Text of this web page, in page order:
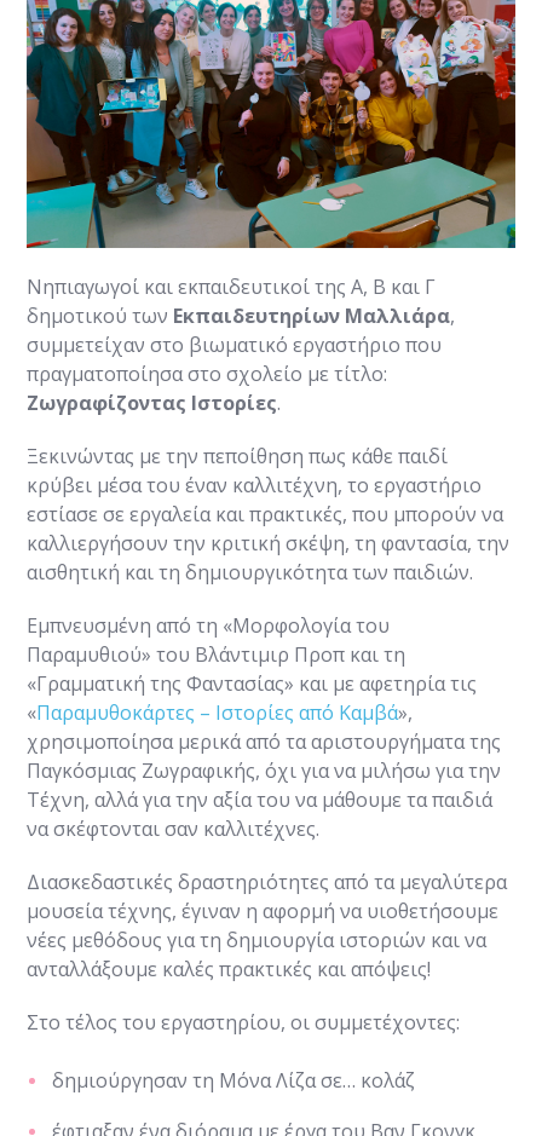
Νηπιαγωγοί και εκπαιδευτικοί της Α, Β και Γ
δημοτικού των Εκπαιδευτηρίων Μαλλιάρα,
συμμετείχαν στο βιωματικό εργαστήριο που
πραγματοποίησα στο σχολείο με τίτλο:
Ζωγραφίζοντας Ιστορίες.
Ξεκινώντας με την πεποίθηση πως κάθε παιδί
κρύβει μέσα του έναν καλλιτέχνη, το εργαστήριο
εστίασε σε εργαλεία και πρακτικές, που μπορούν να
καλλιεργήσουν την κριτική σκέψη, τη φαντασία, την
αισθητική και τη δημιουργικότητα των παιδιών.
Εμπνευσμένη από τη «Μορφολογία του
Παραμυθιού» του Βλάντιμιρ Προπ και τη
«Γραμματική της Φαντασίας» και με αφετηρία τις
«Παραμυθοκάρτες – Ιστορίες από Καμβά»,
χρησιμοποίησα μερικά από τα αριστουργήματα της
Παγκόσμιας Ζωγραφικής, όχι για να μιλήσω για την
Τέχνη, αλλά για την αξία του να μάθουμε τα παιδιά
να σκέφτονται σαν καλλιτέχνες.
Διασκεδαστικές δραστηριότητες από τα μεγαλύτερα
μουσεία τέχνης, έγιναν η αφορμή να υιοθετήσουμε
νέες μεθόδους για τη δημιουργία ιστοριών και να
ανταλλάξουμε καλές πρακτικές και απόψεις!
Στο τέλος του εργαστηρίου, οι συμμετέχοντες:
δημιούργησαν τη Μόνα Λίζα σε… κολάζ